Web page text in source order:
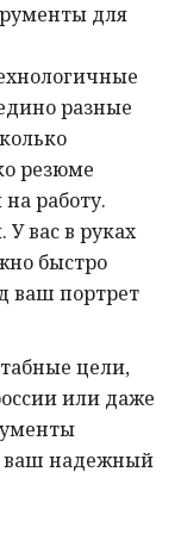
для
разные
резюме
работу.
вас в руках
быстро
ваш портрет
цели,
или даже
ваш надежный